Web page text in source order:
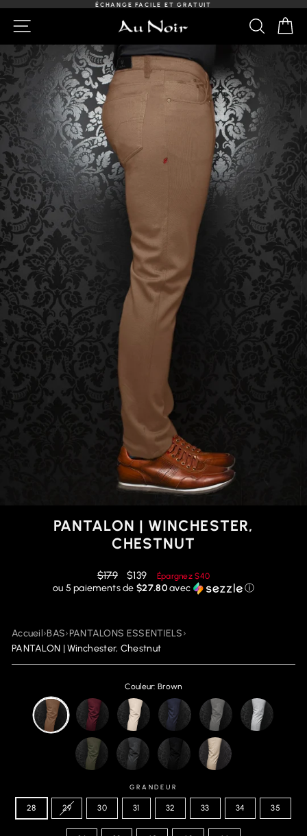
contenu
Pause
ÉCHANGE FACILE ET GRATUIT
PANTALON | WINCHESTER,
CHESTNUT
Prix
régulier
$179
Prix
réduit
$139 Épargnez$40
ou 5 paiements de$27.80avec ⓘ
Accueil›BAS›PANTALONS ESSENTIELS›
PANTALON | Winchester, Chestnut
Couleur: Brown
GRANDEUR
28 29 30 31 32 33 34 35